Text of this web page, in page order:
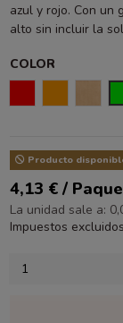
azul y rojo. Con un
alto sin incluir la
COLOR
Producto
4,13 € /
La unidad sale a:
Impuestos excluidos